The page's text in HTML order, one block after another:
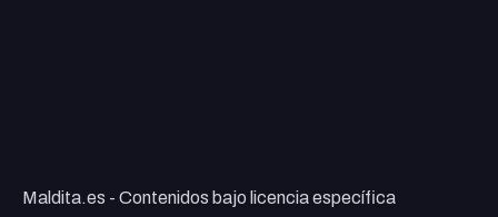
Maldita.es - Contenidos bajo licencia específica